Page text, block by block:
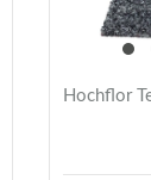
Hochflor